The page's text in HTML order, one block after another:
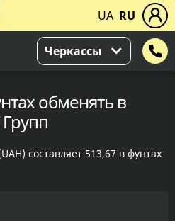
UA RU
Черкассы
обменять в
составляет 513,67 в фунтах